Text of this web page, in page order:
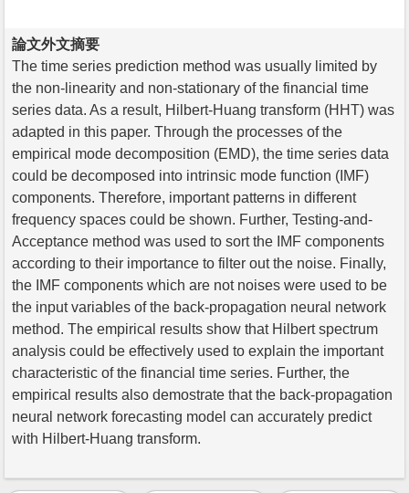
論文外文摘要
The time series prediction method was usually limited by
the non-linearity and non-stationary of the financial time
series data. As a result, Hilbert-Huang transform (HHT) was
adapted in this paper. Through the processes of the
empirical mode decomposition (EMD), the time series data
could be decomposed into intrinsic mode function (IMF)
components. Therefore, important patterns in different
frequency spaces could be shown. Further, Testing-and-
Acceptance method was used to sort the IMF components
according to their importance to filter out the noise. Finally,
the IMF components which are not noises were used to be
the input variables of the back-propagation neural network
method. The empirical results show that Hilbert spectrum
analysis could be effectively used to explain the important
characteristic of the financial time series. Further, the
empirical results also demostrate that the back-propagation
neural network forecasting model can accurately predict
with Hilbert-Huang transform.